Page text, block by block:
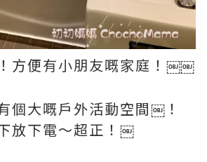
方便有小朋友嘅家庭！￼￼
個大嘅戶外活動空間￼！
放下電～超正！￼